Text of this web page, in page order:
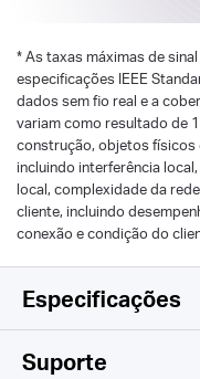
*As taxas máximas de
especificações IEEE
dados sem fio real e a
variam como resultado de
construção, objetos físicos
incluindo interferência
local, complexidade da
cliente, incluindo
conexão e condição do
Especificações
Wireless
Suporte